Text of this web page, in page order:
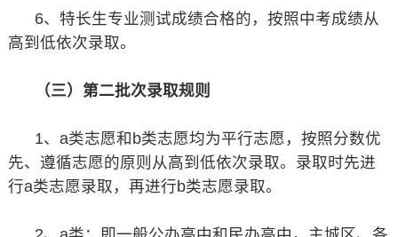
6、特长生专业测试成绩合格的，按照中考成绩从
高到低依次录取。
（三）第二批次录取规则
1、a类志愿和b类志愿均为平行志愿，按照分数优
先、遵循志愿的原则从高到低依次录取。录取时先进
行a类志愿录取，再进行b类志愿录取。